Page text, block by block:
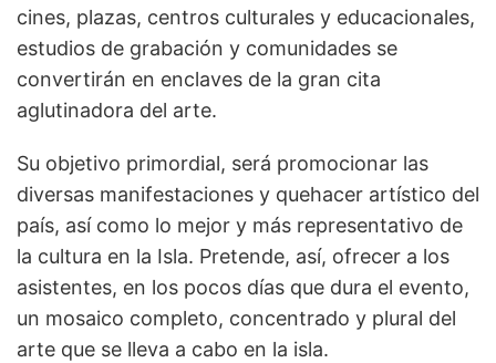
cines, plazas, centros culturales y educacionales,
estudios de grabación y comunidades se
convertirán en enclaves de la gran cita
aglutinadora del arte.
Su objetivo primordial, será promocionar las
diversas manifestaciones y quehacer artístico del
país, así como lo mejor y más representativo de
la cultura en la Isla. Pretende, así, ofrecer a los
asistentes, en los pocos días que dura el evento,
un mosaico completo, concentrado y plural del
arte que se lleva a cabo en la isla.